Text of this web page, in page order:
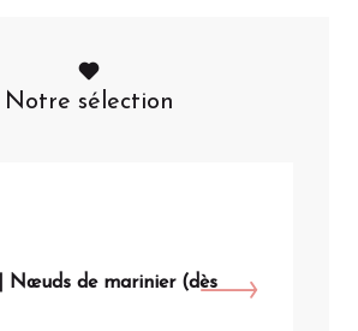
Notre sélection
Nœuds de marinier (dès